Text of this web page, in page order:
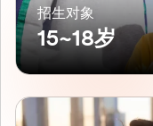
招生对象
15~18岁